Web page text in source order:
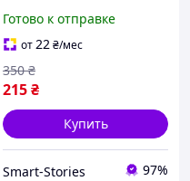
чехол на айфон 7 и 8.
Готово к отправке
от22₴/мес
215₴
350 ₴
Купить
Smart-Stories 97%